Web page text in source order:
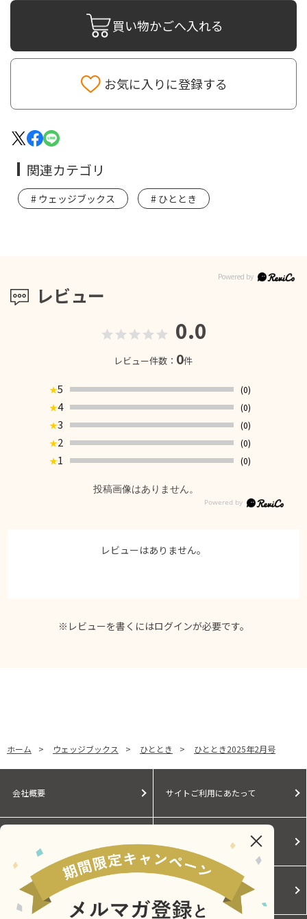
買い物かごへ入れる
お気に入りに登録する
レビュー
0.0
レビュー件数： 0件
★5
(0)
★4
(0)
★3
(0)
★2
(0)
★1 (0)
投稿画像はありません。
レビューはありません。
※レビューを書くにはログインが必要です。
関連カテゴリ
ウェッジブックス ひととき
ホーム > ウェッジブックス > ひととき > ひととき2025年2月号
会社概要 サイトご利用にあたって
Cookieポリシー ご利用規約